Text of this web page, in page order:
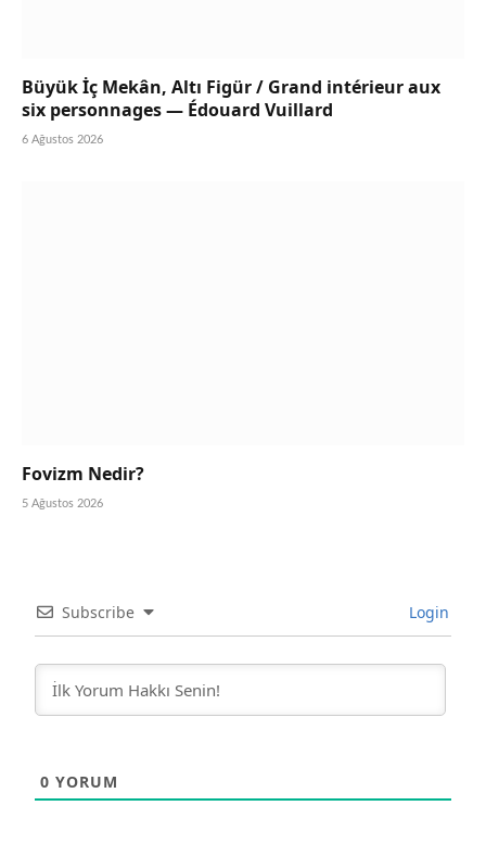
Büyük İç Mekân, Altı Figür / Grand intérieur aux
six personnages — Édouard Vuillard
6 Ağustos 2026
Fovizm Nedir?
5 Ağustos 2026
Subscribe Login
0 YORUM